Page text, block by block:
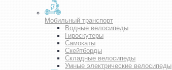
Мобильный транспорт
Водные велосипеды
Гироскутеры
Самокаты
Скейтборды
Складные велосипеды
Умные электрические велосипеды